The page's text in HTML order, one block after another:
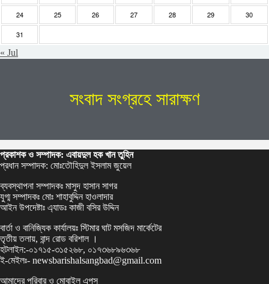
24 25 26 27 28 29 30
31
« Jul
সংবাদ সংগ্রহে সারাক্ষণ
প্রকাশক ও সম্পাদক: এবায়দুল হক খান তুহিন
প্রধান সম্পাদক: মোঃতৌহিদুল ইসলাম জুয়েল
ব্যবস্থাপনা সম্পাদকঃ মাসুদ হাসান সাগর
যুগ্ম সম্পাদকঃ মোঃ শাহাবুদ্দিন হাওলাদার
আইন উপদেষ্টাঃ এ্যাডঃ কাজী বসির উদ্দিন
বার্তা ও বানিজ্যিক কার্যালয়ঃ স্টিমার ঘাট মসজিদ মার্কেটের
তৃতীয় তলায়, বান্দ রোড বরিশাল ।
হটলাইন:-০১৭১৫-৩১৫২৬৮, ০১৭৩৬৮৯৬৩৬৮
ই-মেইলঃ- newsbarishalsangbad@gmail.com
আমাদের পরিবার ও মোবাইল এপস